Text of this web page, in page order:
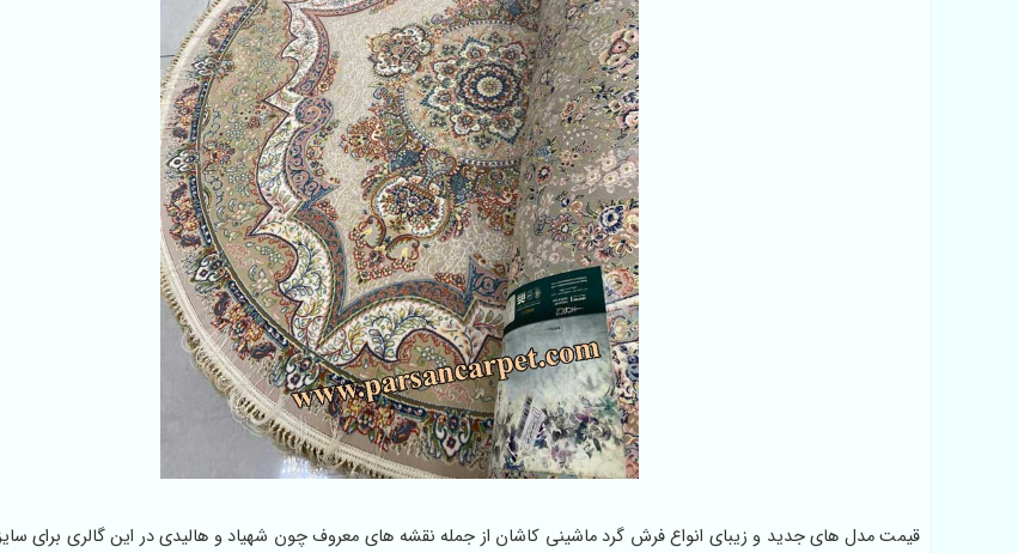
قیمت مدل های جدید و زیبای انواع فرش گرد ماشینی کاشان از جمله نقشه های معروف چون شهیاد و هالیدی در این گالری برای